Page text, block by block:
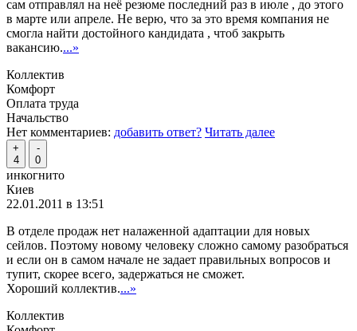
сам отправлял на неё резюме последний раз в июле , до этого
в марте или апреле. Не верю, что за это время компания не
смогла найти достойного кандидата , чтоб закрыть
вакансию....»
Коллектив
Комфорт
Оплата труда
Начальство
Нет комментариев: добавить ответ? Читать далее
+
4
-
0
инкогнито
Киев
22.01.2011 в 13:51
В отделе продаж нет налаженной адаптации для новых
сейлов. Поэтому новому человеку сложно самому разобраться
и если он в самом начале не задает правильных вопросов и
тупит, скорее всего, задержаться не сможет.
Хороший коллектив....»
Коллектив